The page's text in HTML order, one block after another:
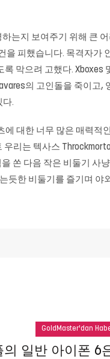
는지 보여주기 위해 큰
피했습니다. 목격자가
막으려 고했다. Xboxes
의 고인돌을 죽이고,
다.
대한 너무 많은 매력적
리는 텍사스
쏜 다음 작은 비둘기 사
듯한 비둘기를 즐기며 야
GoldMaster'dan
의 일반 아이폰 6